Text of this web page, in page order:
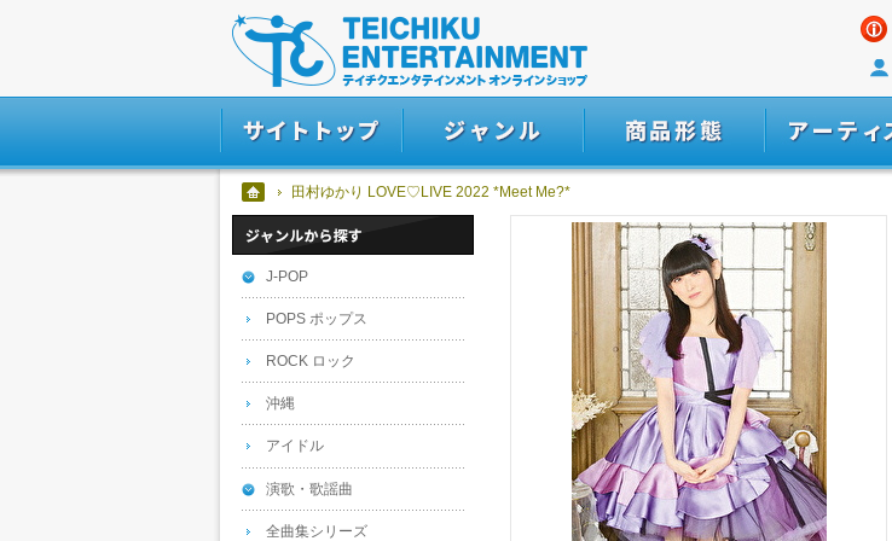
田村ゆかり LOVE♡LIVE 2022 *Meet Me?*
J-POP
POPS ポップス
ROCK ロック
沖縄
アイドル
演歌・歌謡曲
全曲集シリーズ